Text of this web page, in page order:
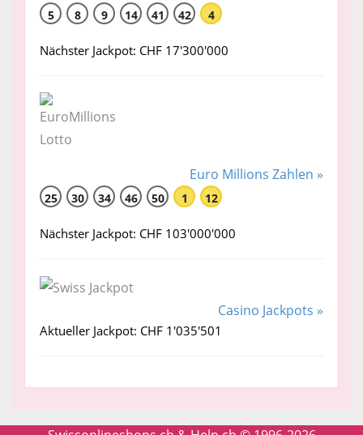
5 8 9 14 41 42 4
Nächster Jackpot: CHF 17'300'000
Euro Millions Zahlen »
25 30 34 46 50 1 12
Nächster Jackpot: CHF 103'000'000
Casino Jackpots »
Aktueller Jackpot: CHF 1'035'501